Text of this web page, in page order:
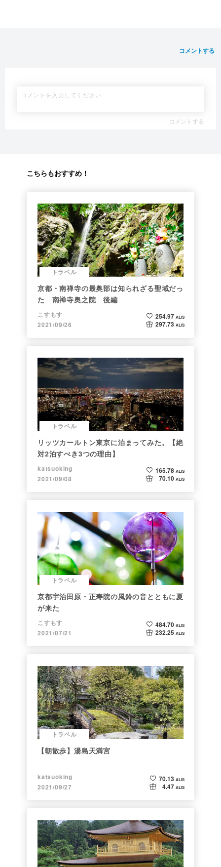
コメントする
コメントする
こちらもおすすめ！
トラベル
京都・南禅寺の最奥部は知られざる聖域だっ
た 南禅寺奥之院 後編
こすもす
2021/09/26
254.97 ALIS
297.73 ALIS
トラベル
リッツカールトン東京に泊まってみた。【絶
対2泊すべき3つの理由】
katsuoking
2021/09/08
165.78 ALIS
70.10 ALIS
トラベル
京都宇治田原・正寿院の風鈴の音とともに夏
が来た
こすもす
2021/07/21
484.70 ALIS
232.25 ALIS
トラベル
【朝散歩】湯島天満宮
katsuoking
2021/09/27
70.13 ALIS
4.47 ALIS